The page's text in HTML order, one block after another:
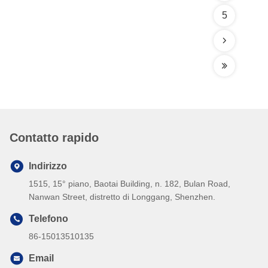
5
Contatto rapido
Indirizzo
1515, 15° piano, Baotai Building, n. 182, Bulan Road,
Nanwan Street, distretto di Longgang, Shenzhen.
Telefono
86-15013510135
Email